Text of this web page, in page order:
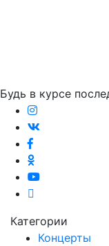
Будь в курсе
Категории
Концерты